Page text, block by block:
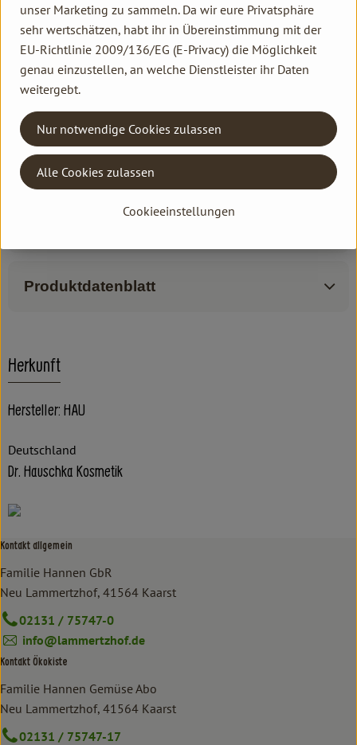
Bei Mischhaut die Gesichtsmilch vermischt mit Gesichtsöl
anwenden.
Wasser, Auszug aus Wundklee, Aprikosenkernöl, Alkohol,
Auszug aus Zaubernuss, Mandelöl, Olivenöl, Auszug aus
Karotte, Erdnussöl, Sonnenblumenöl, Auszug aus
Johanniskraut, pflanzliches Glycerin, Auszug aus Ringelblume,
Lecithin, Weizenkleie-Extrakt, Jojobaöl, Ätherische Öle, Alginat,
Xanthan.
Produktdatenblatt
Herkunft
Hersteller: HAU
Deutschland
Dr. Hauschka Kosmetik
Kontakt allgemein
Familie Hannen GbR
Neu Lammertzhof, 41564 Kaarst
02131 / 75747-0
info@lammertzhof.de
Kontakt Ökokiste
Familie Hannen Gemüse Abo
Neu Lammertzhof, 41564 Kaarst
02131 / 75747-17
unser Marketing zu sammeln. Da wir eure Privatsphäre
sehr wertschätzen, habt ihr in Übereinstimmung mit der
EU-Richtlinie 2009/136/EG (E-Privacy) die Möglichkeit
genau einzustellen, an welche Dienstleister ihr Daten
weitergebt.
Cookieeinstellungen
Nur notwendige Cookies zulassen
Alle Cookies zulassen